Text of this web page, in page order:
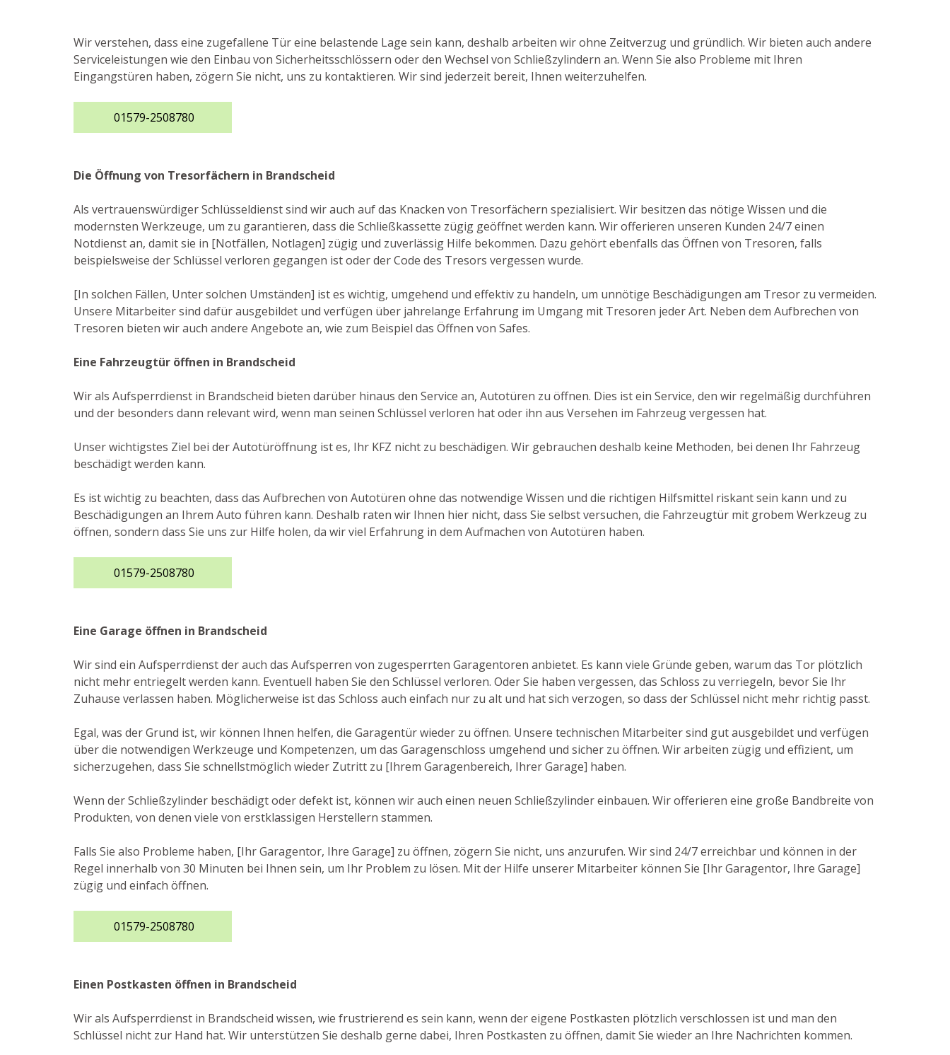
Wir verstehen, dass eine zugefallene Tür eine belastende Lage sein kann, deshalb arbeiten wir ohne Zeitverzug und gründlich. Wir bieten auch andere
Serviceleistungen wie den Einbau von Sicherheitsschlössern oder den Wechsel von Schließzylindern an. Wenn Sie also Probleme mit Ihren
Eingangstüren haben, zögern Sie nicht, uns zu kontaktieren. Wir sind jederzeit bereit, Ihnen weiterzuhelfen.
01579-2508780
Die Öffnung von Tresorfächern in Brandscheid
Als vertrauenswürdiger Schlüsseldienst sind wir auch auf das Knacken von Tresorfächern spezialisiert. Wir besitzen das nötige Wissen und die
modernsten Werkzeuge, um zu garantieren, dass die Schließkassette zügig geöffnet werden kann. Wir offerieren unseren Kunden 24/7 einen
Notdienst an, damit sie in [Notfällen, Notlagen] zügig und zuverlässig Hilfe bekommen. Dazu gehört ebenfalls das Öffnen von Tresoren, falls
beispielsweise der Schlüssel verloren gegangen ist oder der Code des Tresors vergessen wurde.
[In solchen Fällen, Unter solchen Umständen] ist es wichtig, umgehend und effektiv zu handeln, um unnötige Beschädigungen am Tresor zu vermeiden.
Unsere Mitarbeiter sind dafür ausgebildet und verfügen über jahrelange Erfahrung im Umgang mit Tresoren jeder Art. Neben dem Aufbrechen von
Tresoren bieten wir auch andere Angebote an, wie zum Beispiel das Öffnen von Safes.
Eine Fahrzeugtür öffnen in Brandscheid
Wir als Aufsperrdienst in Brandscheid bieten darüber hinaus den Service an, Autotüren zu öffnen. Dies ist ein Service, den wir regelmäßig durchführen
und der besonders dann relevant wird, wenn man seinen Schlüssel verloren hat oder ihn aus Versehen im Fahrzeug vergessen hat.
Unser wichtigstes Ziel bei der Autotüröffnung ist es, Ihr KFZ nicht zu beschädigen. Wir gebrauchen deshalb keine Methoden, bei denen Ihr Fahrzeug
beschädigt werden kann.
Es ist wichtig zu beachten, dass das Aufbrechen von Autotüren ohne das notwendige Wissen und die richtigen Hilfsmittel riskant sein kann und zu
Beschädigungen an Ihrem Auto führen kann. Deshalb raten wir Ihnen hier nicht, dass Sie selbst versuchen, die Fahrzeugtür mit grobem Werkzeug zu
öffnen, sondern dass Sie uns zur Hilfe holen, da wir viel Erfahrung in dem Aufmachen von Autotüren haben.
01579-2508780
Eine Garage öffnen in Brandscheid
Wir sind ein Aufsperrdienst der auch das Aufsperren von zugesperrten Garagentoren anbietet. Es kann viele Gründe geben, warum das Tor plötzlich
nicht mehr entriegelt werden kann. Eventuell haben Sie den Schlüssel verloren. Oder Sie haben vergessen, das Schloss zu verriegeln, bevor Sie Ihr
Zuhause verlassen haben. Möglicherweise ist das Schloss auch einfach nur zu alt und hat sich verzogen, so dass der Schlüssel nicht mehr richtig passt.
Egal, was der Grund ist, wir können Ihnen helfen, die Garagentür wieder zu öffnen. Unsere technischen Mitarbeiter sind gut ausgebildet und verfügen
über die notwendigen Werkzeuge und Kompetenzen, um das Garagenschloss umgehend und sicher zu öffnen. Wir arbeiten zügig und effizient, um
sicherzugehen, dass Sie schnellstmöglich wieder Zutritt zu [Ihrem Garagenbereich, Ihrer Garage] haben.
Wenn der Schließzylinder beschädigt oder defekt ist, können wir auch einen neuen Schließzylinder einbauen. Wir offerieren eine große Bandbreite von
Produkten, von denen viele von erstklassigen Herstellern stammen.
Falls Sie also Probleme haben, [Ihr Garagentor, Ihre Garage] zu öffnen, zögern Sie nicht, uns anzurufen. Wir sind 24/7 erreichbar und können in der
Regel innerhalb von 30 Minuten bei Ihnen sein, um Ihr Problem zu lösen. Mit der Hilfe unserer Mitarbeiter können Sie [Ihr Garagentor, Ihre Garage]
zügig und einfach öffnen.
01579-2508780
Einen Postkasten öffnen in Brandscheid
Wir als Aufsperrdienst in Brandscheid wissen, wie frustrierend es sein kann, wenn der eigene Postkasten plötzlich verschlossen ist und man den
Schlüssel nicht zur Hand hat. Wir unterstützen Sie deshalb gerne dabei, Ihren Postkasten zu öffnen, damit Sie wieder an Ihre Nachrichten kommen.